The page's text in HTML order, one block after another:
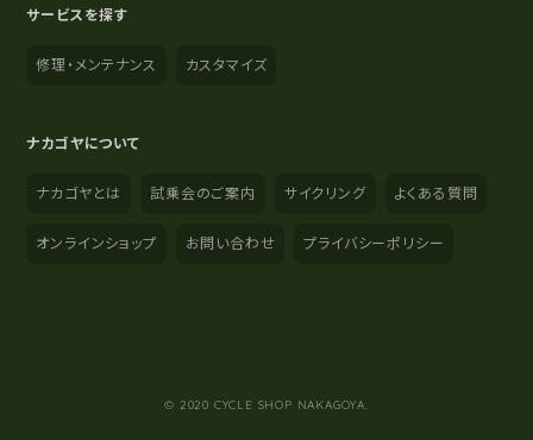
サービスを探す
修理・メンテナンス カスタマイズ
ナカゴヤについて
ナカゴヤとは 試乗会のご案内 サイクリング よくある質問
オンラインショップ お問い合わせ プライバシーポリシー
© 2020 CYCLE SHOP NAKAGOYA.